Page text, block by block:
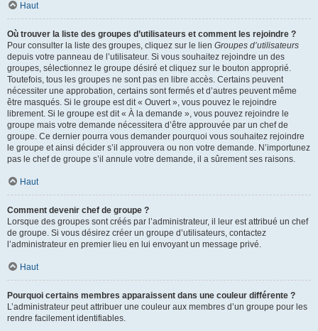
Haut
Où trouver la liste des groupes d’utilisateurs et comment les rejoindre ?
Pour consulter la liste des groupes, cliquez sur le lien Groupes d’utilisateurs
depuis votre panneau de l’utilisateur. Si vous souhaitez rejoindre un des
groupes, sélectionnez le groupe désiré et cliquez sur le bouton approprié.
Toutefois, tous les groupes ne sont pas en libre accès. Certains peuvent
nécessiter une approbation, certains sont fermés et d’autres peuvent même
être masqués. Si le groupe est dit « Ouvert », vous pouvez le rejoindre
librement. Si le groupe est dit « À la demande », vous pouvez rejoindre le
groupe mais votre demande nécessitera d’être approuvée par un chef de
groupe. Ce dernier pourra vous demander pourquoi vous souhaitez rejoindre
le groupe et ainsi décider s’il approuvera ou non votre demande. N’importunez
pas le chef de groupe s’il annule votre demande, il a sûrement ses raisons.
Haut
Comment devenir chef de groupe ?
Lorsque des groupes sont créés par l’administrateur, il leur est attribué un chef
de groupe. Si vous désirez créer un groupe d’utilisateurs, contactez
l’administrateur en premier lieu en lui envoyant un message privé.
Haut
Pourquoi certains membres apparaissent dans une couleur différente ?
L’administrateur peut attribuer une couleur aux membres d’un groupe pour les
rendre facilement identifiables.